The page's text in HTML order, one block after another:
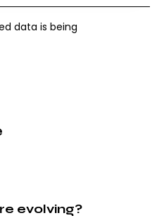
data is being
evolving?